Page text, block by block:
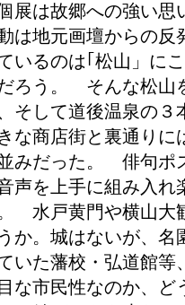
展は故郷への強い
は地元画壇からの
いるのは｢松山」に
ろう。 そんな松山
そして道後温泉の
な商店街と裏通り
みだった。 俳句ポ
声を上手に組み入
水戸黄門や横山大
か。城はないが、名
いた藩校・弘道館
な市民性なのか、ど